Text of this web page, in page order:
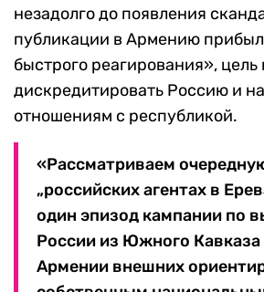
незадолго до появления
публикации в Армению
быстрого реагирования», цель
дискредитировать Россию и
отношениям с республикой.
«Рассматриваем
„российских агентах в
один эпизод кампании по
России из Южного
Армении внешних